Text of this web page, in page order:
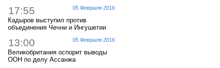
05 Февраля 2016
17:55
Кадыров выступил против
объединения Чечни и Ингушетии
05 Февраля 2016
13:00
Великобритания оспорит выводы
ООН по делу Ассанжа